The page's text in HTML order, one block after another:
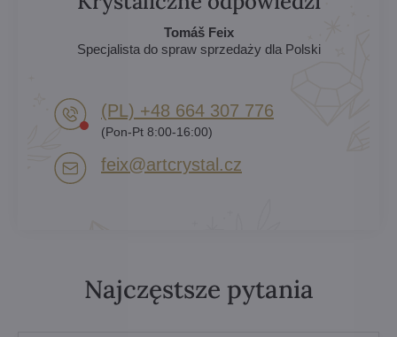
Tomáš Feix
Specjalista do spraw sprzedaży dla Polski
(PL) +48 664 307 776
(Pon-Pt 8:00-16:00)
feix​@artcrystal​.cz
Najczęstsze pytania